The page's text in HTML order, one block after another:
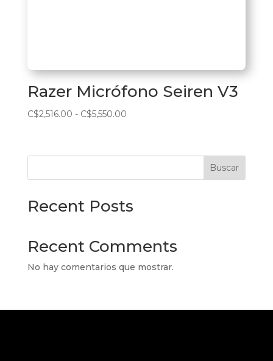
Razer Micrófono Seiren V3
C$2,516.00 - C$5,550.00Rango
desde
Buscar
Recent Posts
Recent Comments
No hay comentarios que mostrar.